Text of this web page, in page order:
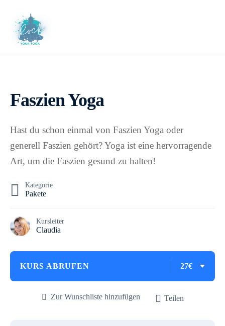
content
Kategorie
Pakete
Kursleiter
Claudia
Faszien Yoga
Hast du schon einmal von Faszien Yoga oder
generell Faszien gehört? Yoga ist eine hervorragende
Art, um die Faszien gesund zu halten!
KURS ABRUFEN 27€
Zur Wunschliste hinzufügen Teilen